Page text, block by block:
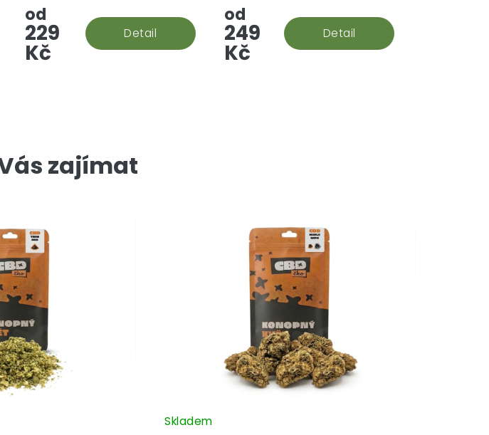
od
229
Kč
Detail
oázy.
od
249
Kč
Detail
převládá sativní gen a ten je na
první pohled ihned vidět.
zajímat
Skladem